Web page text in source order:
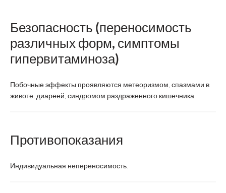
Безопасность (переносимость
различных форм, симптомы
гипервитаминоза)
Побочные эффекты проявляются метеоризмом, спазмами в
животе, диареей, синдромом раздраженного кишечника.
Противопоказания
Индивидуальная непереносимость.